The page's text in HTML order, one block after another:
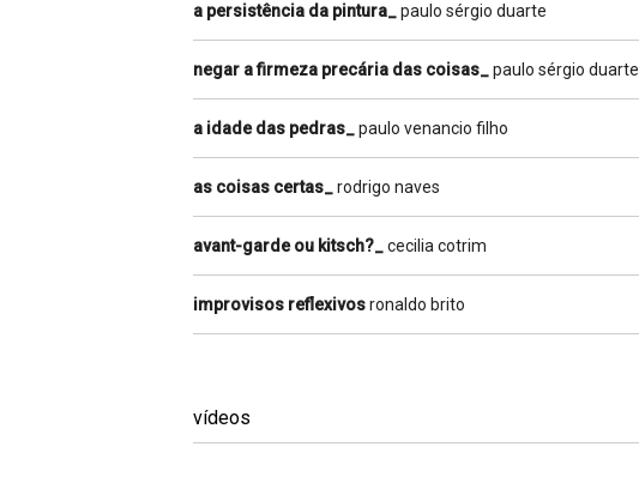
a persistência da pintura_ paulo sérgio duarte
negar a firmeza precária das coisas_ paulo sérgio duarte
a idade das pedras_ paulo venancio filho
as coisas certas_ rodrigo naves
avant-garde ou kitsch?_ cecilia cotrim
improvisos reflexivosronaldo brito
vídeos